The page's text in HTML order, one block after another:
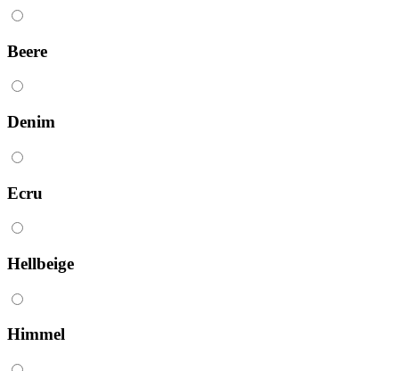
Beere
Denim
Ecru
Hellbeige
Himmel